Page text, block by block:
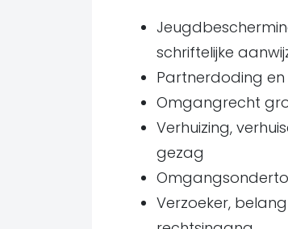
schriftelijke
Partnerdoding
Omgangrecht
Verhuizing,
gezag
Verzoeker,